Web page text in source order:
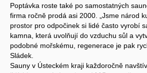
Poptávka roste také po samostatných
firma ročně prodá asi 2000. „Jsme národ
prostor pro odpočinek si lidé často vyrobí
kamna, která uvolňují do vzduchu sůl a
podobné mořskému, regenerace je pak
Sládek.
Sauny v Ústeckém kraji každoročně